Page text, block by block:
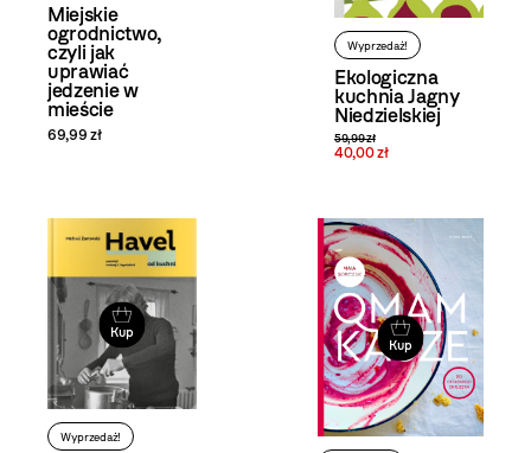
Miejskie
ogrodnictwo,
czyli jak
uprawiać
jedzenie w
mieście
69,99 zł
Wyprzedaż!
Ekologiczna
kuchnia Jagny
Niedzielskiej
59,99 zł
40,00 zł
Kup
Wyprzedaż!
Kup